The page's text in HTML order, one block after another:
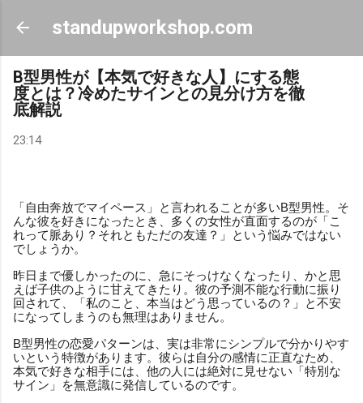
スキップしてメイン コンテンツに移動
standupworkshop.com
B型男性が【本気で好きな人】にする態
度とは？冷めたサインとの見分け方を徹
底解説
23:14
「自由奔放でマイペース」と言われることが多いB型男性。そ
んな彼を好きになったとき、多くの女性が直面するのが「こ
れって脈あり？それともただの友達？」という悩みではない
でしょうか。
昨日まで優しかったのに、急にそっけなくなったり、かと思
えば子供のように甘えてきたり。彼の予測不能な行動に振り
回されて、「私のこと、本当はどう思っているの？」と不安
になってしまうのも無理はありません。
B型男性の恋愛パターンは、実は非常にシンプルで分かりやす
いという特徴があります。彼らは自分の感情に正直なため、
本気で好きな相手には、他の人には絶対に見せない「特別な
サイン」を無意識に発信しているのです。